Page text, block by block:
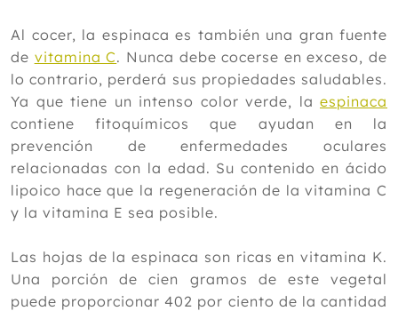
Al cocer, la espinaca es también una gran fuente
de vitamina C. Nunca debe cocerse en exceso, de
lo contrario, perderá sus propiedades saludables.
Ya que tiene un intenso color verde, la espinaca
contiene fitoquímicos que ayudan en la
prevención de enfermedades oculares
relacionadas con la edad. Su contenido en ácido
lipoico hace que la regeneración de la vitamina C
y la vitamina E sea posible.
Las hojas de la espinaca son ricas en vitamina K.
Una porción de cien gramos de este vegetal
puede proporcionar 402 por ciento de la cantidad